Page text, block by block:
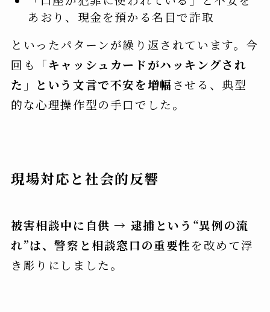
あおり、現金を預かる名目で詐取
といったパターンが繰り返されています。今
回も 「キャッシュカードがハッキングされ
た」という文言で不安を増幅 させる、典型
的な心理操作型の手口でした。
現場対応と社会的反響
被害相談中に自供 → 逮捕という“異例の流
れ”は、警察と相談窓口の重要性を改めて浮
き彫りにしました。